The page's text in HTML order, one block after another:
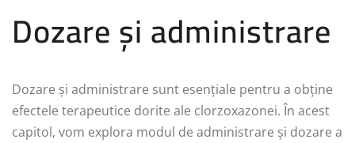
Dozare și administrare
Dozare și administrare sunt esențiale pentru a obține
efectele terapeutice dorite ale clorzoxazonei. În acest
capitol, vom explora modul de administrare și dozare a